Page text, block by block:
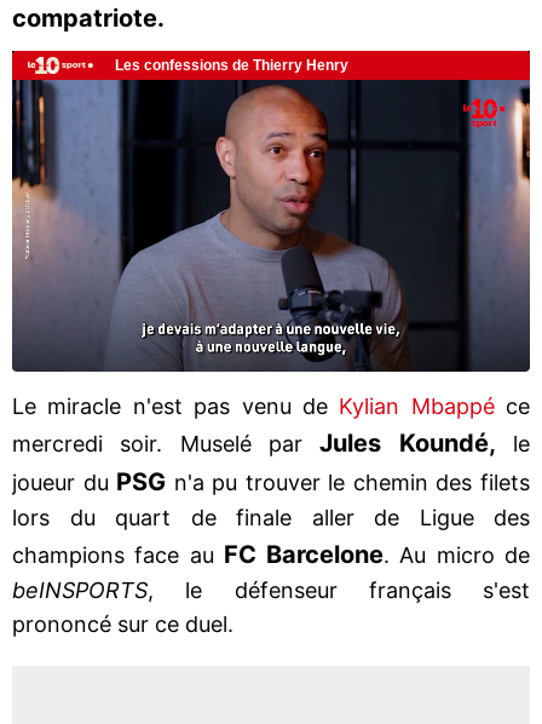
compatriote.
Le miracle n'est pas venu deKylian Mbappéce
mercredi soir. Muselé parJules Koundé, le
joueur du PSG n'a pu trouver le chemin des filets
lors du quart de finale aller de Ligue des
champions face au FC Barcelone. Au micro de
beINSPORTS, le défenseur français s'est
prononcé sur ce duel.